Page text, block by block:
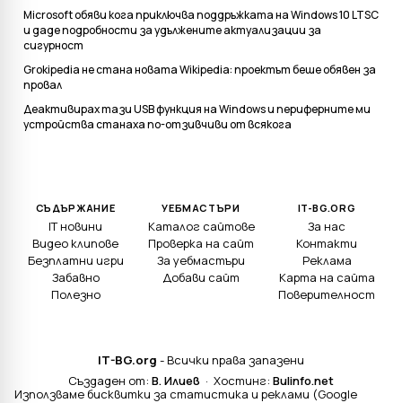
Microsoft обяви кога приключва поддръжката на Windows 10 LTSC
и даде подробности за удължените актуализации за
сигурност
Grokipedia не стана новата Wikipedia: проектът беше обявен за
провал
Деактивирах тази USB функция на Windows и периферните ми
устройства станаха по-отзивчиви от всякога
СЪДЪРЖАНИЕ
IT новини
Видео клипове
Безплатни игри
Забавно
Полезно
УЕБМАСТЪРИ
Каталог сайтове
Проверка на сайт
За уебмастъри
Добави сайт
IT-BG.ORG
За нас
Контакти
Реклама
Карта на сайта
Поверителност
IT-BG.org - Всички права запазени
Създаден от: В. Илиев · Хостинг: Bulinfo.net
Използваме бисквитки за статистика и реклами (Google